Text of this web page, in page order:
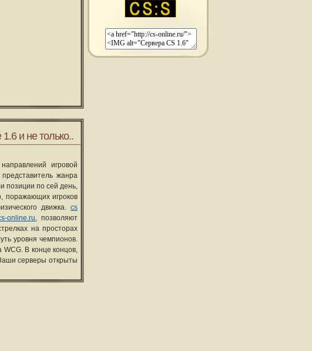
и не только..
игровой
жанра
позиции по сей день,
поражающих игроков
движка. cs
online.ru, позволяют
на просторах
уровня чемпионов.
В конце концов,
серверы открыты